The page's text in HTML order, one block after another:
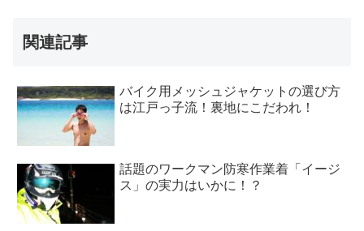
関連記事
バイク用メッシュジャケットの選び方
は江戸っ子流！裏地にこだわれ！
話題のワークマン防寒作業着「イージ
ス」の実力はいかに！？